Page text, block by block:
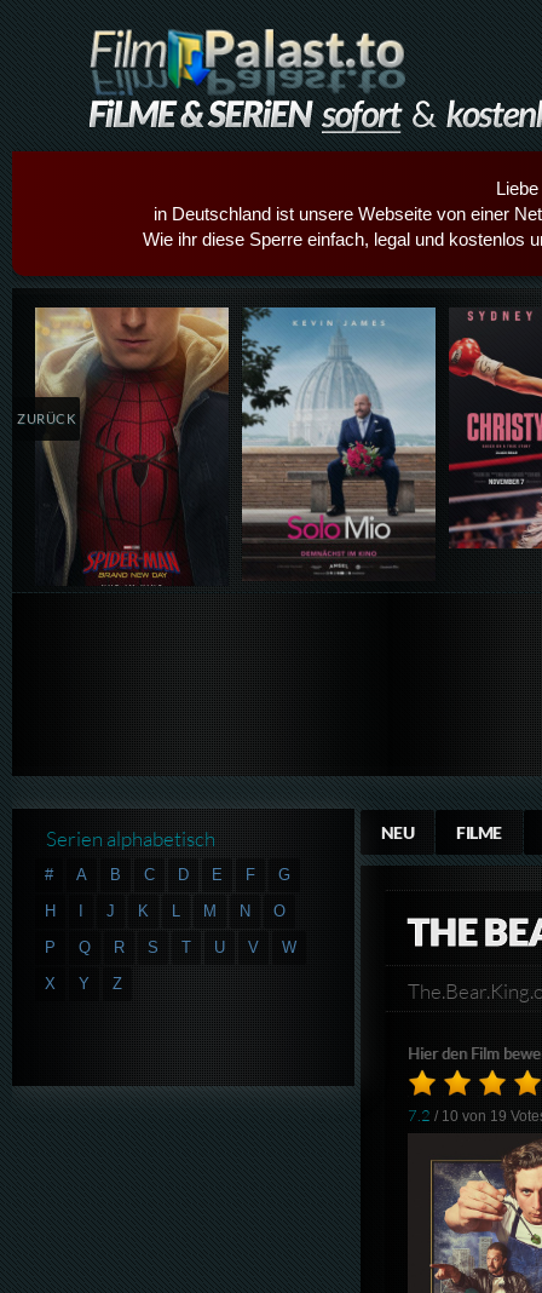
in Deutschland ist unsere Webseite von einer
Wie ihr diese Sperre einfach, legal und kostenlos
Details,Play Details,Play
ZURÜCK
NEU FILME
THE
Hier den Film
7.2 / 10 von 19
Serien alphabetisch
# A B C D E F
G
H
I J K L M N
O
P
Q R S T U V
W
X
Y Z